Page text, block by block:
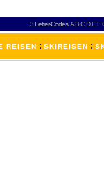
3 Letter-Codes ABCDEF
REISEN : SKIREISEN :